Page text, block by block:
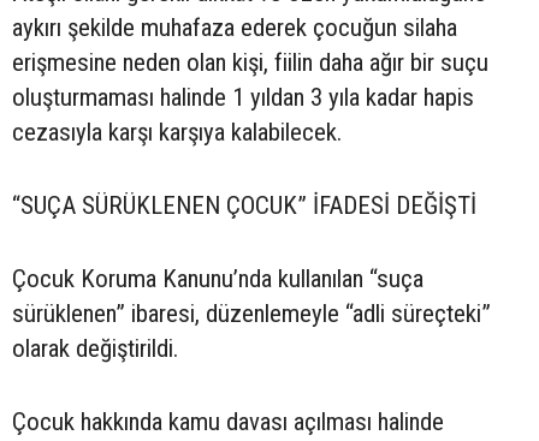
aykırı şekilde muhafaza ederek çocuğun silaha
erişmesine neden olan kişi, fiilin daha ağır bir suçu
oluşturmaması halinde 1 yıldan 3 yıla kadar hapis
cezasıyla karşı karşıya kalabilecek.
“SUÇA SÜRÜKLENEN ÇOCUK” İFADESİ DEĞİŞTİ
Çocuk Koruma Kanunu’nda kullanılan “suça
sürüklenen” ibaresi, düzenlemeyle “adli süreçteki”
olarak değiştirildi.
Çocuk hakkında kamu davası açılması halinde